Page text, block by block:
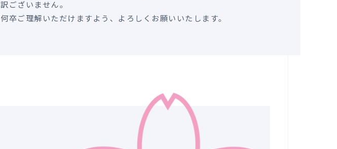
訳ございません。
何卒ご理解いただけますよう、よろしくお願いいたします。